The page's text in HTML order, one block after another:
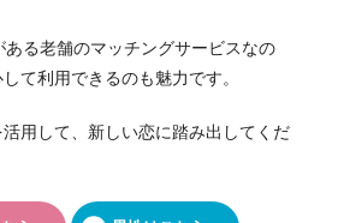
る老舗のマッチングサービスなの
て利用できるのも魅力です。
用して、新しい恋に踏み出してくだ